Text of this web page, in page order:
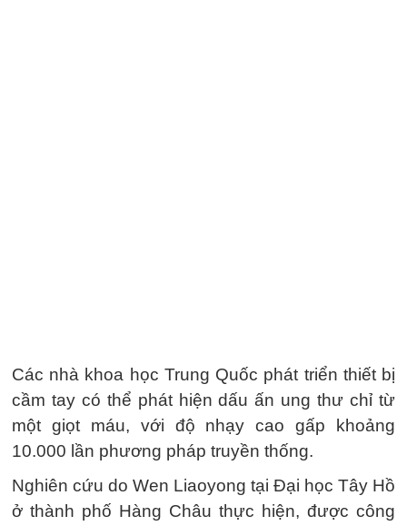
Các nhà khoa học Trung Quốc phát triển thiết bị
cầm tay có thể phát hiện dấu ấn ung thư chỉ từ
một giọt máu, với độ nhạy cao gấp khoảng
10.000 lần phương pháp truyền thống.
Nghiên cứu do Wen Liaoyong tại Đại học Tây Hồ
ở thành phố Hàng Châu thực hiện, được công